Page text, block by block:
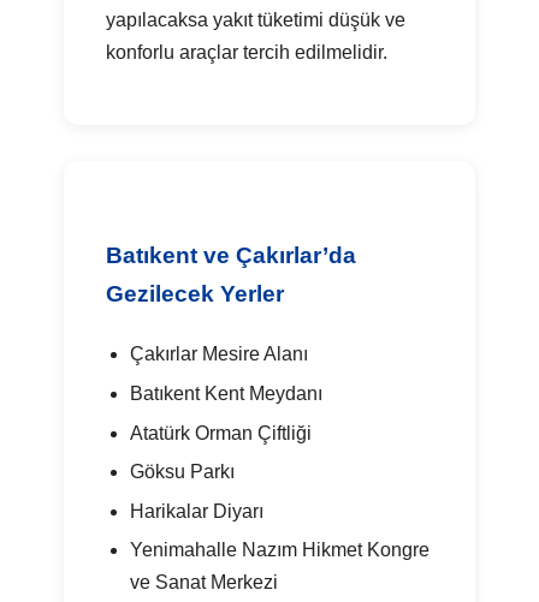
yapılacaksa yakıt tüketimi düşük ve
konforlu araçlar tercih edilmelidir.
Batıkent ve Çakırlar’da
Gezilecek Yerler
Çakırlar Mesire Alanı
Batıkent Kent Meydanı
Atatürk Orman Çiftliği
Göksu Parkı
Harikalar Diyarı
Yenimahalle Nazım Hikmet Kongre
ve Sanat Merkezi